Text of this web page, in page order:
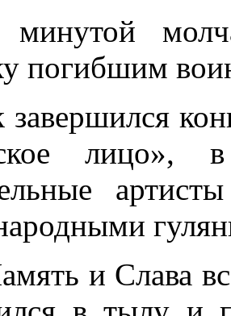
минутой
погибшим
завершился
лицо», в
и Слава